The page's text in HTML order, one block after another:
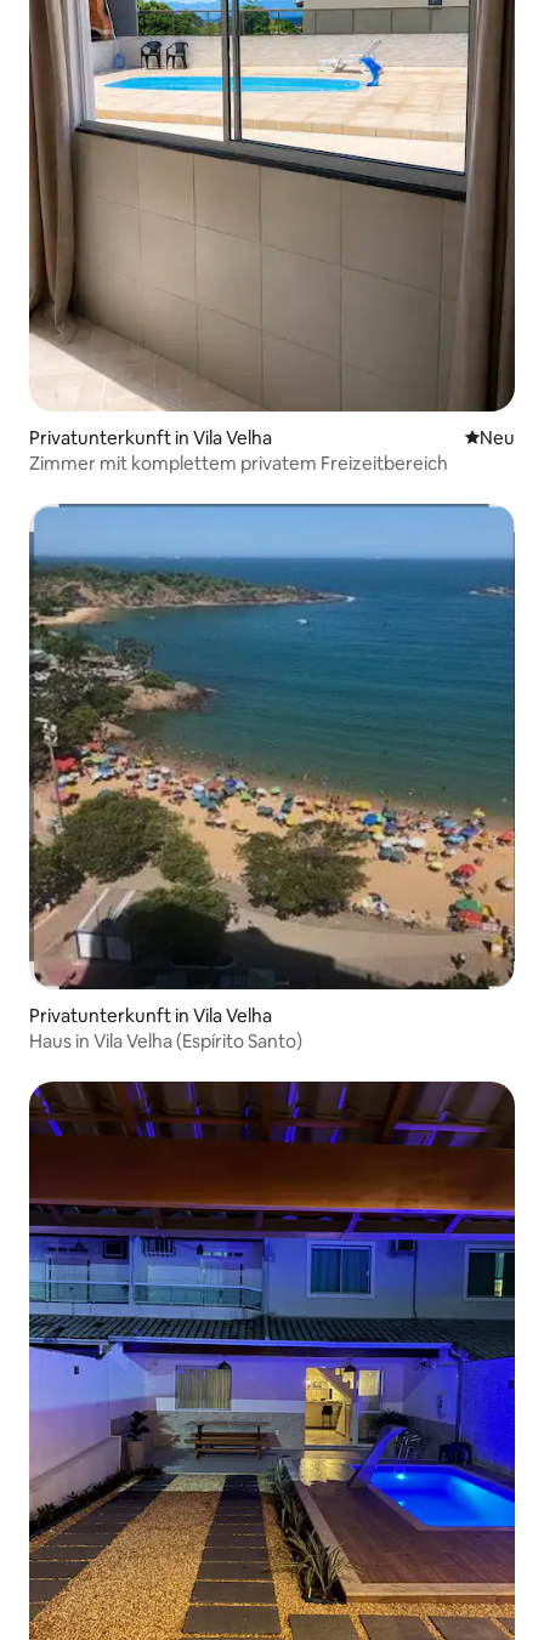
Privatunterkunft in Vila Velha Neue
Neu
Zimmer mit komplettem privatem Freizeitbereich
Privatunterkunft in Vila Velha
Haus in Vila Velha (Espírito Santo)